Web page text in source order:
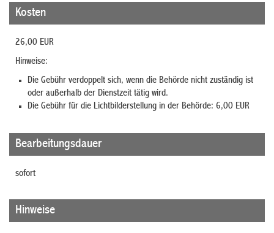
Kosten
26,00 EUR
Hinweise:
Die Gebühr verdoppelt sich, wenn die Behörde nicht zuständig ist
oder außerhalb der Dienstzeit tätig wird.
Die Gebühr für die Lichtbilderstellung in der Behörde: 6,00 EUR
Bearbeitungsdauer
sofort
Hinweise